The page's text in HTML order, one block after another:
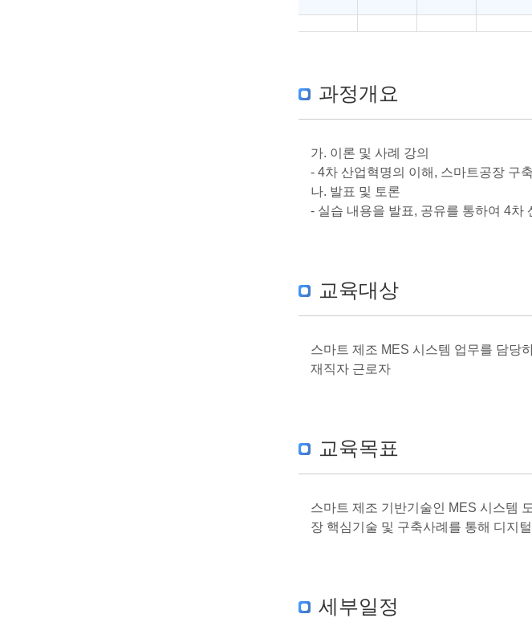
과정개요
가. 이론 및 사례 강의
- 4차 산업혁명의 이해, 스마트공장 구
나. 발표 및 토론
- 실습 내용을 발표, 공유를 통하여 4차
교육대상
스마트 제조 MES 시스템 업무를 담당
재직자 근로자
교육목표
스마트 제조 기반기술인 MES 시스템
장 핵심기술 및 구축사례를 통해 디지
세부일정